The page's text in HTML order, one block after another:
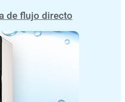
de flujo directo